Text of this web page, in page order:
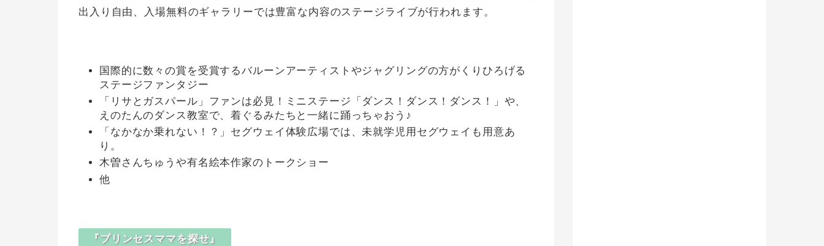
出入り自由、入場無料のギャラリーでは豊富な内容のステージライブが行われます。
国際的に数々の賞を受賞するバルーンアーティストやジャグリングの方がくりひろげる
ステージファンタジー
「リサとガスパール」ファンは必見！ミニステージ「ダンス！ダンス！ダンス！」や、
えのたんのダンス教室で、着ぐるみたちと一緒に踊っちゃおう♪
「なかなか乗れない！？」セグウェイ体験広場では、未就学児用セグウェイも用意あ
り。
木曽さんちゅうや有名絵本作家のトークショー
他
『プリンセスママを探せ』